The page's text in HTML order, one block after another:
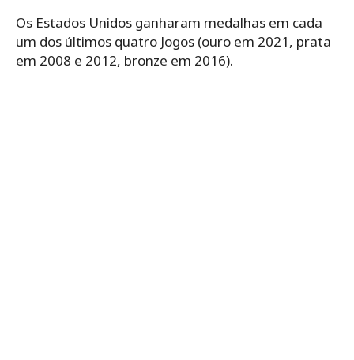
Os Estados Unidos ganharam medalhas em cada
um dos últimos quatro Jogos (ouro em 2021, prata
em 2008 e 2012, bronze em 2016).